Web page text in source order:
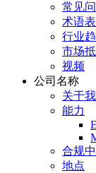
常见
术语表
行业
市场
视频
公司名称
关于
能力
合规
地点